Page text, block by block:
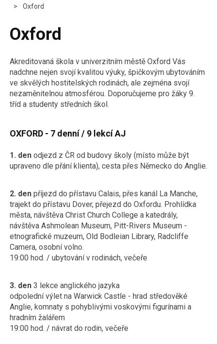
Oxford
Oxford
Akreditovaná škola v univerzitním městě Oxford Vás
nadchne nejen svojí kvalitou výuky, špičkovým ubytováním
ve skvělých hostitelských rodinách, ale zejména svojí
nezaměnitelnou atmosférou. Doporučujeme pro žáky 9.
tříd a studenty středních škol.
OXFORD - 7 denní / 9 lekcí AJ
1. den odjezd z ČR od budovy školy (místo může být
upraveno dle přání klienta), cesta přes Německo do Anglie.
2. den příjezd do přístavu Calais, přes kanál La Manche,
trajekt do přístavu Dover, přejezd do Oxfordu. Prohlídka
města, návštěva Christ Church College a katedrály,
návštěva Ashmolean Museum, Pitt-Rivers Museum -
etnografické muzeum, Old Bodleian Library, Radcliffe
Camera, osobní volno.
19:00 hod. / ubytování v rodinách, večeře
3. den 3 lekce anglického jazyka
odpolední výlet na Warwick Castle - hrad středověké
Anglie, komnaty s pohyblivými voskovými figurínami a
hradním žalářem
19:00 hod. / návrat do rodin, večeře